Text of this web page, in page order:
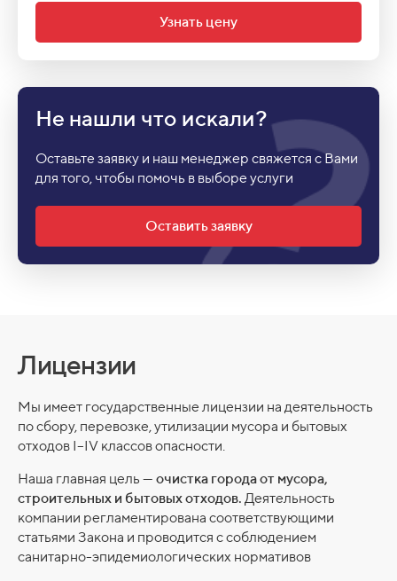
Узнать цену
Не нашли что искали?
Оставьте заявку и наш менеджер свяжется с Вами
для того, чтобы помочь в выборе услуги
Оставить заявку
Лицензии
Мы имеет государственные лицензии на деятельность
по сбору, перевозке, утилизации мусора и бытовых
отходов I–IV классов опасности.
Наша главная цель — очистка города от мусора,
строительных и бытовых отходов. Деятельность
компании регламентирована соответствующими
статьями Закона и проводится с соблюдением
санитарно-эпидемиологических нормативов